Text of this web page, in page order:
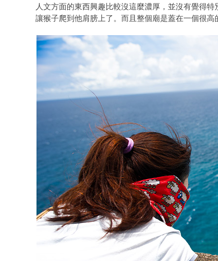
人文方面的東西興趣比較沒這麼濃厚，並沒有覺得
讓猴子爬到他肩膀上了。而且整個廟是蓋在一個很